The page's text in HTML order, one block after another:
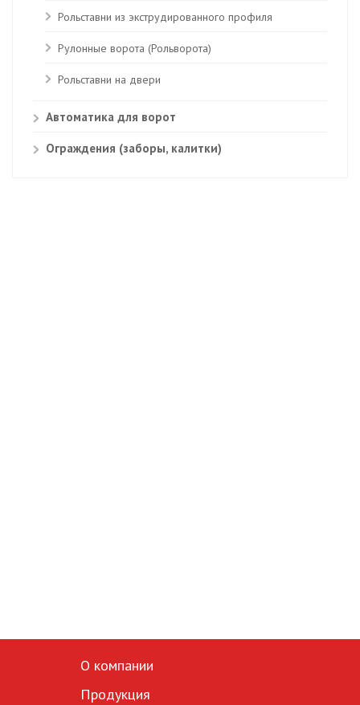
Рольставни из экструдированного профиля
Рулонные ворота (Рольворота)
Рольставни на двери
Автоматика для ворот
Ограждения (заборы, калитки)
О компании
Продукция